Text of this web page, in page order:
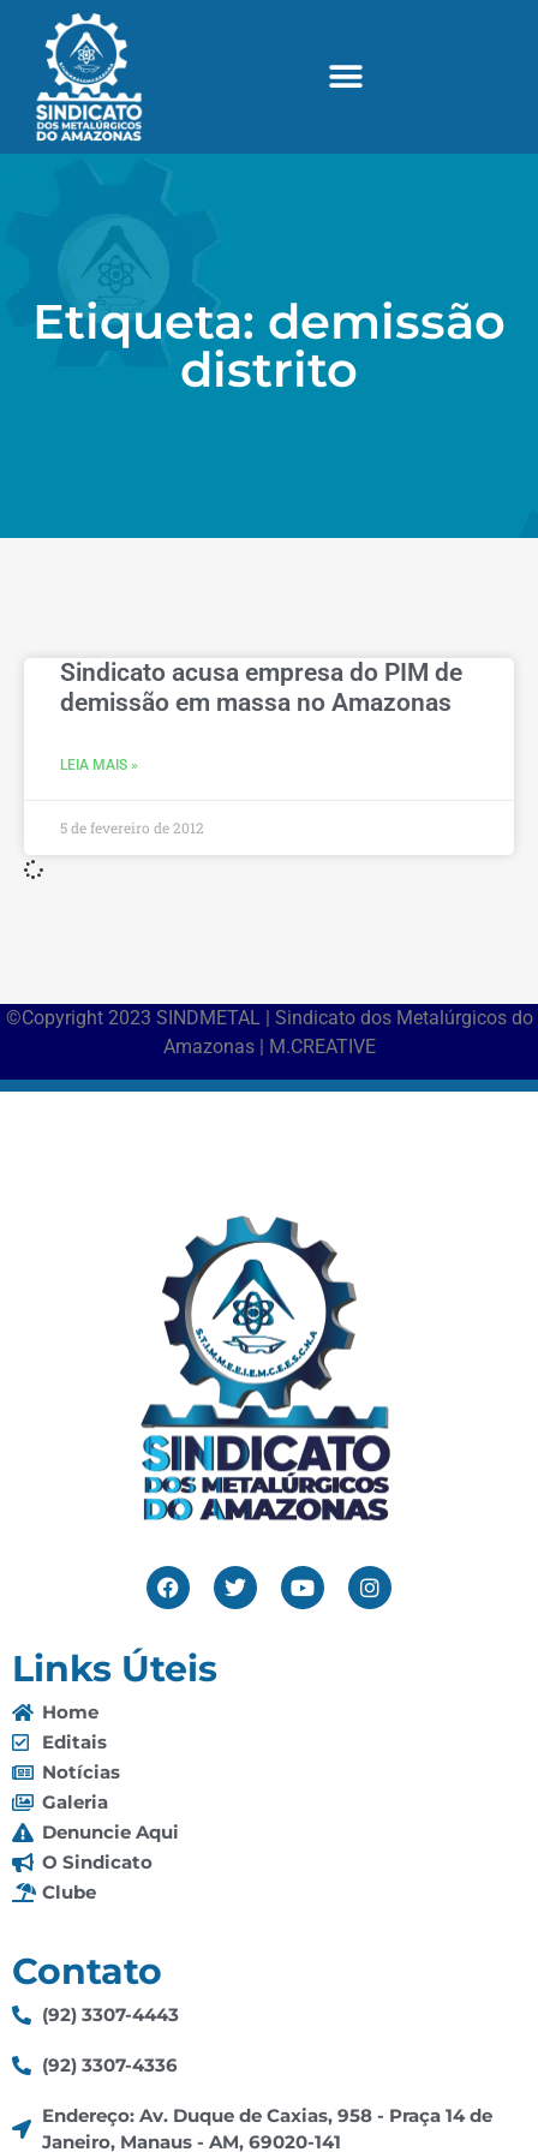
Etiqueta: demissão
distrito
Sindicato acusa empresa do PIM de
demissão em massa no Amazonas
LEIA MAIS »
5 de fevereiro de 2012
©Copyright 2023 SINDMETAL | Sindicato dos Metalúrgicos do
Amazonas | M.CREATIVE
Links Úteis
Home
Editais
Notícias
Galeria
Denuncie Aqui
O Sindicato
Clube
Contato
(92) 3307-4443
(92) 3307-4336
Endereço: Av. Duque de Caxias, 958 - Praça 14 de
Janeiro, Manaus - AM, 69020-141